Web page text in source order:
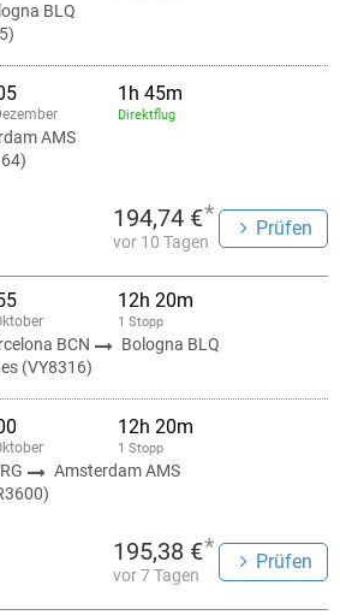
BLQ
1h 45m
Direktflug
AMS
194,74 €*
vor 10 Tagen
Prüfen
12h 20m
1 Stopp
BCN
Bologna BLQ
(VY8316)
12h 20m
1 Stopp
Amsterdam AMS
195,38 €*
vor 7 Tagen
Prüfen